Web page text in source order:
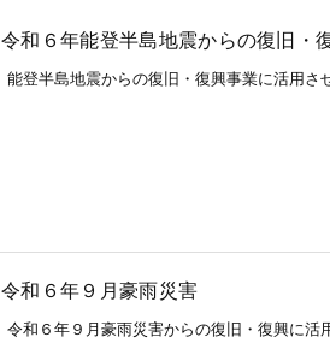
令和６年能登半島地震からの復旧・
能登半島地震からの復旧・復興事業に活用さ
令和６年９月豪雨災害
令和６年９月豪雨災害からの復旧・復興に活